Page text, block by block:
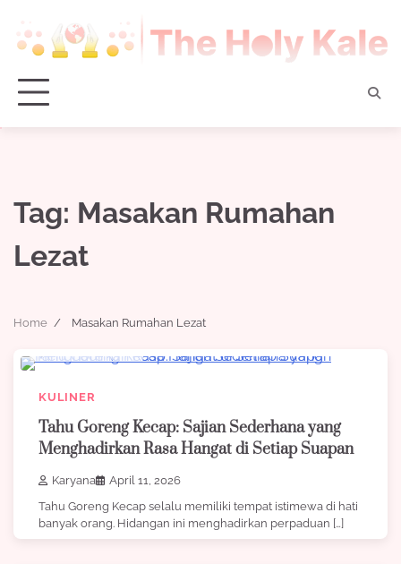
content
Tag: Masakan Rumahan
Lezat
Home Masakan Rumahan Lezat
KULINER
Tahu Goreng Kecap: Sajian Sederhana yang
Menghadirkan Rasa Hangat di Setiap Suapan
Karyana
April 11, 2026
Tahu Goreng Kecap selalu memiliki tempat istimewa di hati
banyak orang. Hidangan ini menghadirkan perpaduan […]